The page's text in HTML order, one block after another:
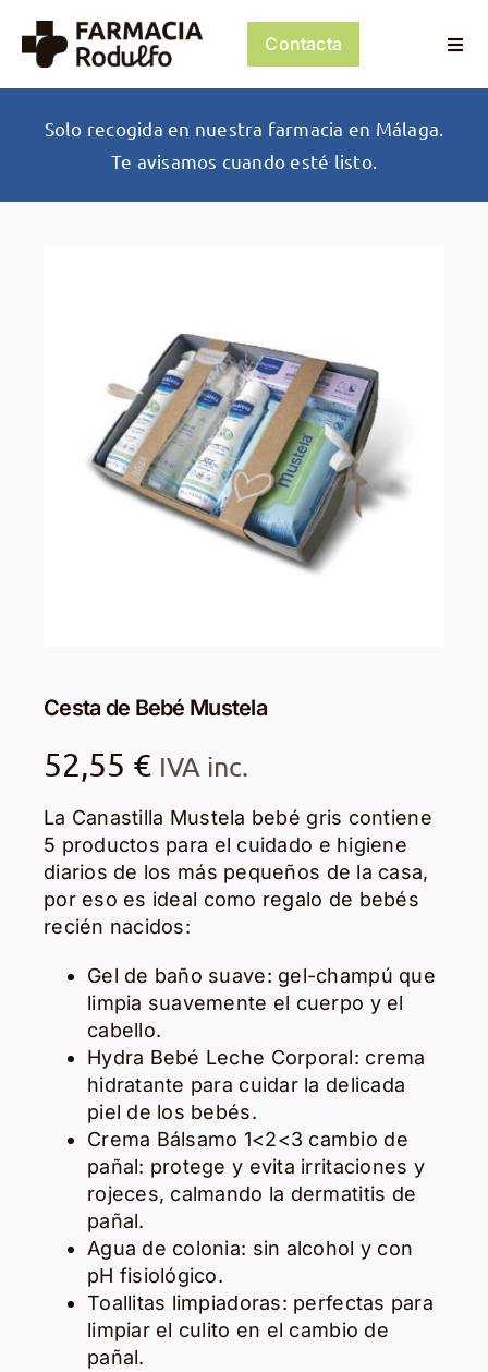
contenido
Psiconeuroinmunología
Tienda
Mi cuenta
Contacta
Solo recogida en nuestra farmacia en Málaga.
Te avisamos cuando esté listo.
Cesta de Bebé Mustela
52,55 € IVA inc.
La Canastilla Mustela bebé gris contiene
5 productos para el cuidado e higiene
diarios de los más pequeños de la casa,
por eso es ideal como regalo de bebés
recién nacidos:
Gel de baño suave: gel-champú que
limpia suavemente el cuerpo y el
cabello.
Hydra Bebé Leche Corporal: crema
hidratante para cuidar la delicada
piel de los bebés.
Crema Bálsamo 1<2<3 cambio de
pañal: protege y evita irritaciones y
rojeces, calmando la dermatitis de
pañal.
Agua de colonia: sin alcohol y con
pH fisiológico.
Toallitas limpiadoras: perfectas para
limpiar el culito en el cambio de
pañal.